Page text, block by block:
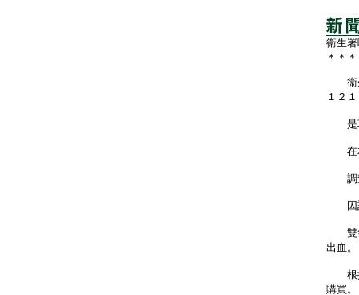
衞生
＊＊
衞生
１２
是項
在本
調查
因該
雙氯
出血。
根據
購買。